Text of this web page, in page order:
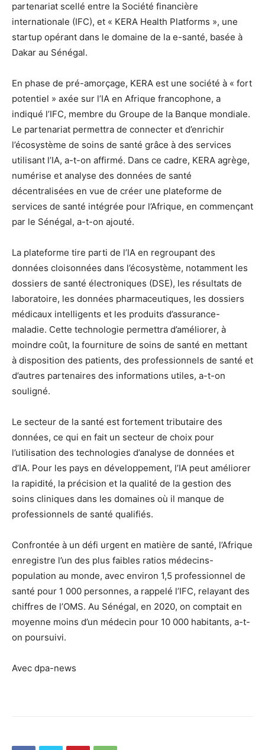
partenariat scellé entre la Société financière
internationale (IFC), et « KERA Health Platforms », une
startup opérant dans le domaine de la e-santé, basée à
Dakar au Sénégal.
En phase de pré-amorçage, KERA est une société à « fort
potentiel » axée sur l’IA en Afrique francophone, a
indiqué l’IFC, membre du Groupe de la Banque mondiale.
Le partenariat permettra de connecter et d’enrichir
l’écosystème de soins de santé grâce à des services
utilisant l’IA, a-t-on affirmé. Dans ce cadre, KERA agrège,
numérise et analyse des données de santé
décentralisées en vue de créer une plateforme de
services de santé intégrée pour l’Afrique, en commençant
par le Sénégal, a-t-on ajouté.
La plateforme tire parti de l’IA en regroupant des
données cloisonnées dans l’écosystème, notamment les
dossiers de santé électroniques (DSE), les résultats de
laboratoire, les données pharmaceutiques, les dossiers
médicaux intelligents et les produits d’assurance-
maladie. Cette technologie permettra d’améliorer, à
moindre coût, la fourniture de soins de santé en mettant
à disposition des patients, des professionnels de santé et
d’autres partenaires des informations utiles, a-t-on
souligné.
Le secteur de la santé est fortement tributaire des
données, ce qui en fait un secteur de choix pour
l’utilisation des technologies d’analyse de données et
d’IA. Pour les pays en développement, l’IA peut améliorer
la rapidité, la précision et la qualité de la gestion des
soins cliniques dans les domaines où il manque de
professionnels de santé qualifiés.
Confrontée à un défi urgent en matière de santé, l’Afrique
enregistre l’un des plus faibles ratios médecins-
population au monde, avec environ 1,5 professionnel de
santé pour 1 000 personnes, a rappelé l’IFC, relayant des
chiffres de l’OMS. Au Sénégal, en 2020, on comptait en
moyenne moins d’un médecin pour 10 000 habitants, a-t-
on poursuivi.
Avec dpa-news